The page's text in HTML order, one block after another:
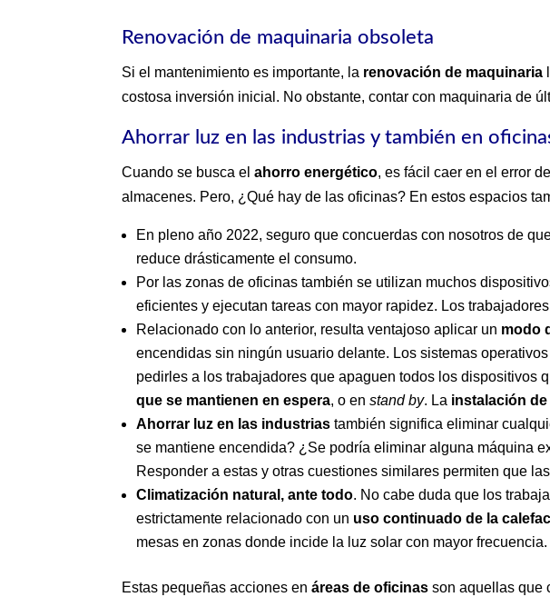
Renovación de maquinaria obsoleta
Si el mantenimiento es importante, la renovación de maquinaria
costosa inversión inicial. No obstante, contar con maquinaria de
Ahorrar luz en las industrias y también en
Cuando se busca elahorro energético, es fácil caer en el error
almacenes. Pero, ¿Qué hay de las oficinas? En estos espacios
En pleno año 2022, seguro que concuerdas con nosotros de
reduce drásticamente el consumo.
Por las zonas de oficinas también se utilizan muchos
eficientes y ejecutan tareas con mayor rapidez. Los
Relacionado con lo anterior, resulta ventajoso aplicar un modo
encendidas sin ningún usuario delante. Los sistemas
pedirles a los trabajadores que apaguen todos los dispositivos
que se mantienen en espera, o enstand by. La instalación
Ahorrar luz en las industrias también significa eliminar
se mantiene encendida? ¿Se podría eliminar alguna máquina
Responder a estas y otras cuestiones similares permiten que
Climatización natural, ante todo. No cabe duda que los
estrictamente relacionado con un uso continuado de la
mesas en zonas donde incide la luz solar con mayor frecuencia.
Estas pequeñas acciones enáreas de oficinas son aquellas que